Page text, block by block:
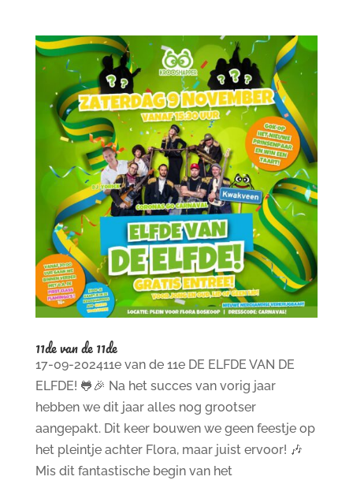
11de van de 11de
17-09-202411e van de 11e DE ELFDE VAN DE
ELFDE! 🐸🎉 Na het succes van vorig jaar
hebben we dit jaar alles nog grootser
aangepakt. Dit keer bouwen we geen feestje op
het pleintje achter Flora, maar juist ervoor! 🎶
Mis dit fantastische begin van het